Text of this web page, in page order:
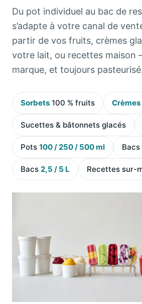
Du pot individuel au bac de
s’adapte à votre canal de
partir de vos fruits, crèmes
votre lait, ou recettes maison
marque, et toujours
Sorbets 100 % fruits
Sucettes & bâtonnets glacés
Pots 100 / 250 / 500 ml Bacs
Bacs 2,5 / 5 L Recettes sur-